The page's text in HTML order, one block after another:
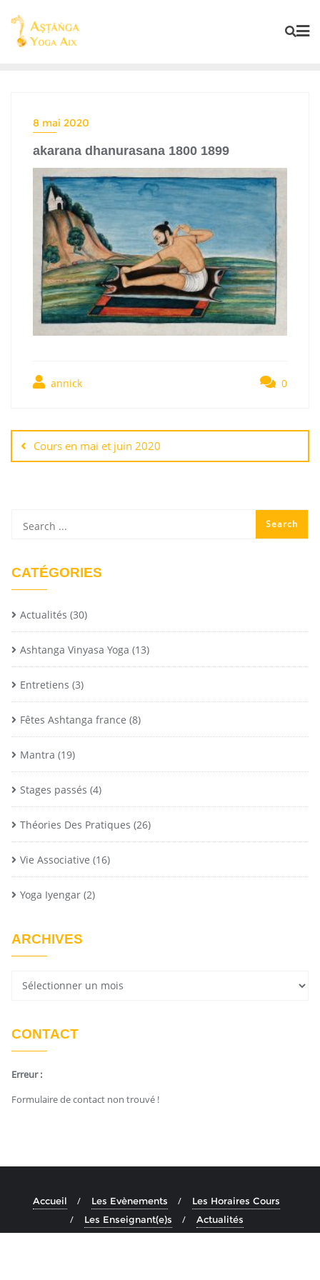
8 mai 2020
akarana dhanurasana 1800 1899
annick 0
Cours en mai et juin 2020
CATÉGORIES
Actualités (30)
Ashtanga Vinyasa Yoga (13)
Entretiens (3)
Fêtes Ashtanga france (8)
Mantra (19)
Stages passés (4)
Théories Des Pratiques (26)
Vie Associative (16)
Yoga Iyengar (2)
ARCHIVES
CONTACT
Erreur :
Formulaire de contact non trouvé !
Accueil Les Evènements
Les Horaires Cours
Les Enseignant(e)s
Actualités